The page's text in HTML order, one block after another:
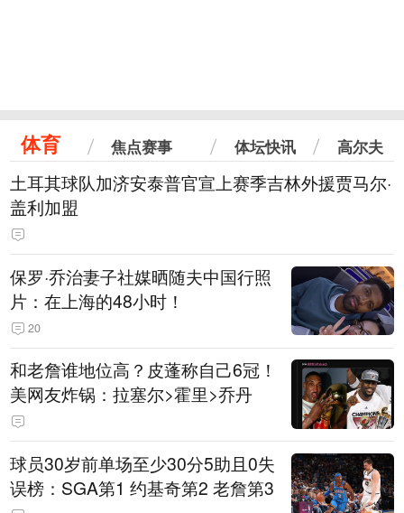
体育 焦点赛事 体坛快讯 高尔夫
土耳其球队加济安泰普官宣上赛季吉林外援贾马尔·
盖利加盟
保罗·乔治妻子社媒晒随夫中国行照
片：在上海的48小时！
20
和老詹谁地位高？皮蓬称自己6冠！
美网友炸锅：拉塞尔>霍里>乔丹
球员30岁前单场至少30分5助且0失
误榜：SGA第1 约基奇第2 老詹第3